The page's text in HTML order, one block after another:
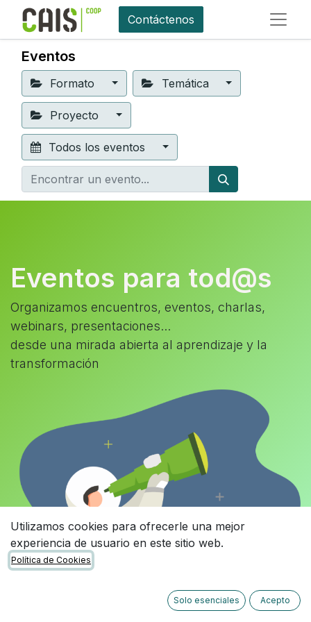
Contáctenos
Eventos
Formato Temática
Proyecto
Todos los eventos
Eventos para tod@s
Organizamos encuentros, eventos, charlas,
webinars, presentaciones...
desde una mirada abierta al aprendizaje y la
transformación
Utilizamos cookies para ofrecerle una mejor
experiencia de usuario en este sitio web.
Política de Cookies
Solo esenciales Acepto